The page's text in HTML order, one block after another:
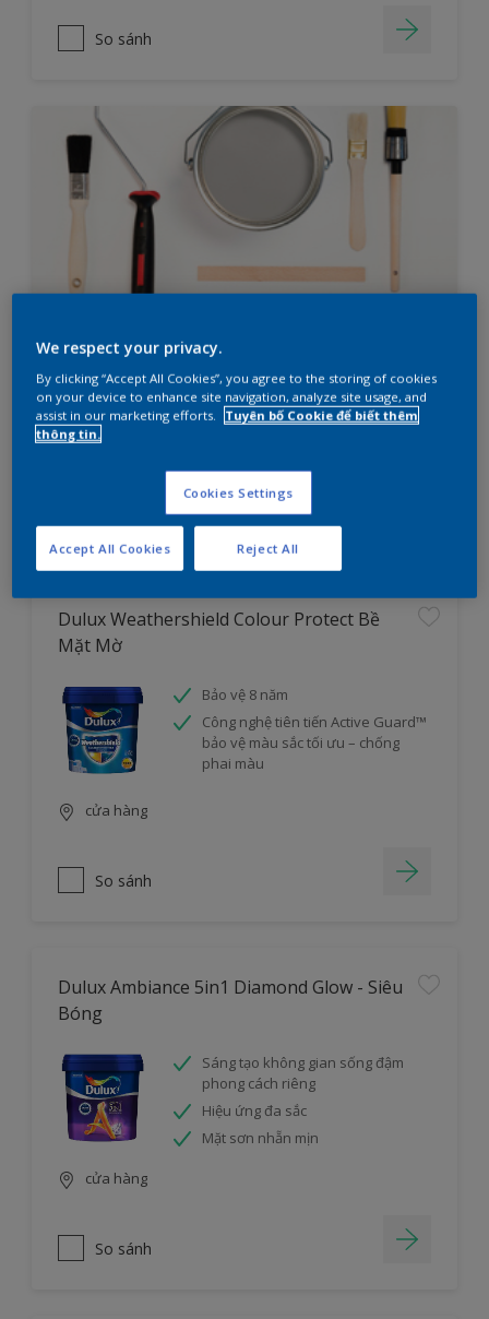
So sánh
Bạn đang cần lên kế hoạch sơn
nhà?
Thử ngay công cụ tìm sản phẩm cho dự án
Tìm hiểu ngay
Dulux Weathershield Colour Protect Bề
Mặt Mờ
Bảo vệ 8 năm
Công nghệ tiên tiến Active Guard™
bảo vệ màu sắc tối ưu – chống
phai màu
cửa hàng
So sánh
Dulux Ambiance 5in1 Diamond Glow - Siêu
Bóng
Sáng tạo không gian sống đậm
phong cách riêng
Hiệu ứng đa sắc
Mặt sơn nhẵn mịn
cửa hàng
So sánh
We respect your privacy.
By clicking “Accept All Cookies”, you agree to the storing of cookies
on your device to enhance site navigation, analyze site usage, and
assist in our marketing efforts.
Tuyên bố Cookie để biết thêm
thông tin.
Cookies Settings
Reject All
Accept All Cookies